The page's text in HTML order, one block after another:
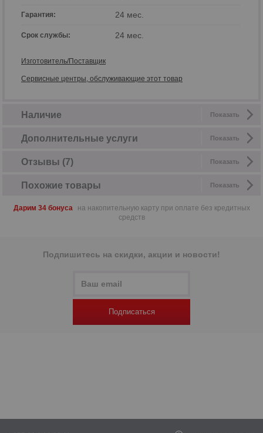
Гарантия: 24 мес.
Срок службы: 24 мес.
Изготовитель/Поставщик
Сервисные центры, обслуживающие этот товар
Показать
Наличие
Показать
Дополнительные услуги
Показать
Отзывы (7)
Показать
Похожие товары
Дарим 34 бонуса
на накопительную карту при оплате без кредитных
средств
Подпишитесь на скидки, акции и новости!
Подписаться